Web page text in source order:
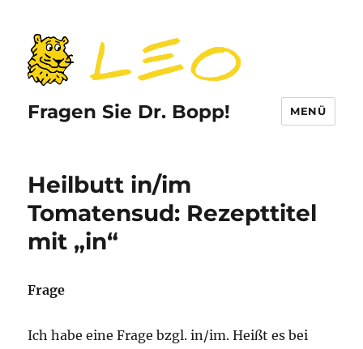
Fragen Sie Dr. Bopp! MENÜ
Heilbutt in/im
Tomatensud: Rezepttitel
mit „in“
Frage
Ich habe eine Frage bzgl. in/im. Heißt es bei